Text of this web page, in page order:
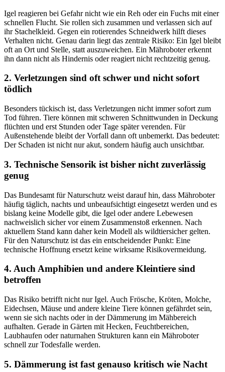
Igel reagieren bei Gefahr nicht wie ein Reh oder ein Fuchs mit einer
schnellen Flucht. Sie rollen sich zusammen und verlassen sich auf
ihr Stachelkleid. Gegen ein rotierendes Schneidwerk hilft dieses
Verhalten nicht. Genau darin liegt das zentrale Risiko: Ein Igel bleibt
oft an Ort und Stelle, statt auszuweichen. Ein Mähroboter erkennt
ihn dann nicht als Hindernis oder reagiert nicht rechtzeitig genug.
2. Verletzungen sind oft schwer und nicht sofort
tödlich
Besonders tückisch ist, dass Verletzungen nicht immer sofort zum
Tod führen. Tiere können mit schweren Schnittwunden in Deckung
flüchten und erst Stunden oder Tage später verenden. Für
Außenstehende bleibt der Vorfall dann oft unbemerkt. Das bedeutet:
Der Schaden ist nicht nur akut, sondern häufig auch unsichtbar.
3. Technische Sensorik ist bisher nicht zuverlässig
genug
Das Bundesamt für Naturschutz weist darauf hin, dass Mähroboter
häufig täglich, nachts und unbeaufsichtigt eingesetzt werden und es
bislang keine Modelle gibt, die Igel oder andere Lebewesen
nachweislich sicher vor einem Zusammenstoß erkennen. Nach
aktuellem Stand kann daher kein Modell als wildtiersicher gelten.
Für den Naturschutz ist das ein entscheidender Punkt: Eine
technische Hoffnung ersetzt keine wirksame Risikovermeidung.
4. Auch Amphibien und andere Kleintiere sind
betroffen
Das Risiko betrifft nicht nur Igel. Auch Frösche, Kröten, Molche,
Eidechsen, Mäuse und andere kleine Tiere können gefährdet sein,
wenn sie sich nachts oder in der Dämmerung im Mähbereich
aufhalten. Gerade in Gärten mit Hecken, Feuchtbereichen,
Laubhaufen oder naturnahen Strukturen kann ein Mähroboter
schnell zur Todesfalle werden.
5. Dämmerung ist fast genauso kritisch wie Nacht